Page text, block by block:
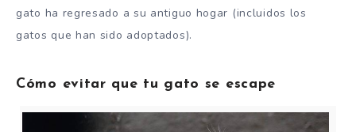
gato ha regresado a su antiguo hogar (incluidos los
gatos que han sido adoptados).
Cómo evitar que tu gato se escape